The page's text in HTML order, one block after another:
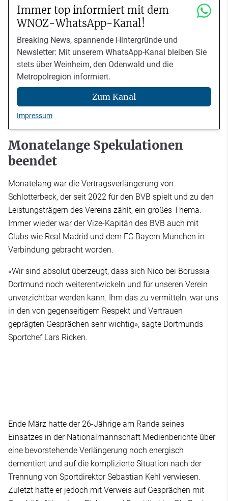
Immer top informiert mit dem
WNOZ-WhatsApp-Kanal!
Breaking News, spannende Hintergründe und
Newsletter: Mit unserem WhatsApp-Kanal bleiben Sie
stets über Weinheim, den Odenwald und die
Metropolregion informiert.
Zum Kanal
Impressum
Monatelange Spekulationen
beendet
Monatelang war die Vertragsverlängerung von
Schlotterbeck, der seit 2022 für den BVB spielt und zu den
Leistungsträgern des Vereins zählt, ein großes Thema.
Immer wieder war der Vize-Kapitän des BVB auch mit
Clubs wie Real Madrid und dem FC Bayern München in
Verbindung gebracht worden.
«Wir sind absolut überzeugt, dass sich Nico bei Borussia
Dortmund noch weiterentwickeln und für unseren Verein
unverzichtbar werden kann. Ihm das zu vermitteln, war uns
in den von gegenseitigem Respekt und Vertrauen
geprägten Gesprächen sehr wichtig», sagte Dortmunds
Sportchef Lars Ricken.
Ende März hatte der 26-Jährige am Rande seines
Einsatzes in der Nationalmannschaft Medienberichte über
eine bevorstehende Verlängerung noch energisch
dementiert und auf die komplizierte Situation nach der
Trennung von Sportdirektor Sebastian Kehl verwiesen.
Zuletzt hatte er jedoch mit Verweis auf Gesprächen mit